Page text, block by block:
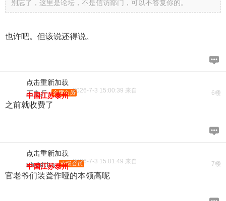
别忘了，这里是论坛，不是信访部门，可以不答复你的。
也许吧。但该说还得说。
点击重新加载
6楼
王九斤 金牌会员2026-7-3 15:00:39 来自
中国江苏泰州
之前就收费了
点击重新加载
7楼
xhddtha 中级会员2026-7-3 15:01:49 来自
中国江苏泰州
官老爷们装聋作哑的本领高呢